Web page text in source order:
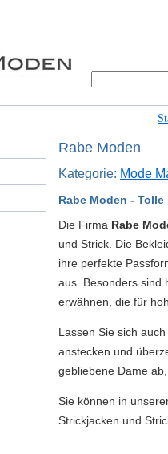
Rabe Moden
Kategorie: Mode
Rabe Moden -
Die Firma Rabe
und Strick. Die
ihre perfekte
aus. Besonders sind
erwähnen, die für
Lassen Sie sich
anstecken und
gebliebene Dame
Sie können in
Strickjacken und